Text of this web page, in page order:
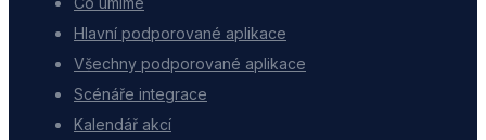
Hlavní podporované aplikace
Všechny podporované aplikace
Scénáře integrace
Kalendář akcí